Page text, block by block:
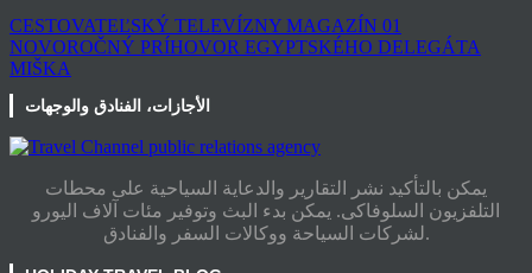
CESTOVATEĽSKÝ TELEVÍZNY MAGAZÍN 01
NOVOROČNÝ PRÍHOVOR EGYPTSKÉHO DELEGÁTA
MIŠKA
الأجازات، الفنادق والوجهات
يمكن بالتأكيد نشر التقارير والدعاية السياحية على محطات
التلفزيون السلوفاكى. يمكن بدء البث وتوفير مئات آلاف اليورو
لشركات السياحة ووكالات السفر والفنادق.